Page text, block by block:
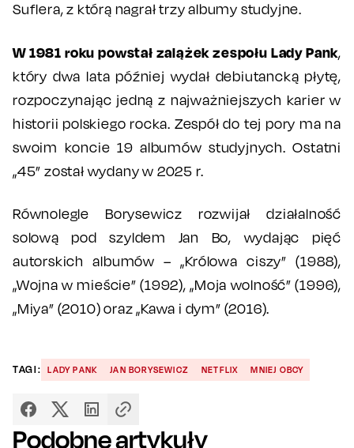
Suflera, z którą nagrał trzy albumy studyjne.
W 1981 roku powstał zalążek zespołu Lady Pank,
który dwa lata później wydał debiutancką płytę,
rozpoczynając jedną z najważniejszych karier w
historii polskiego rocka. Zespół do tej pory ma na
swoim koncie 19 albumów studyjnych. Ostatni
„45” został wydany w 2025 r.
Równolegle Borysewicz rozwijał działalność
solową pod szyldem Jan Bo, wydając pięć
autorskich albumów – „Królowa ciszy” (1988),
„Wojna w mieście” (1992), „Moja wolność” (1996),
„Miya” (2010) oraz „Kawa i dym” (2016).
TAGI: LADY PANK JAN BORYSEWICZ NETFLIX MNIEJ OBCY
Podobne artykuły